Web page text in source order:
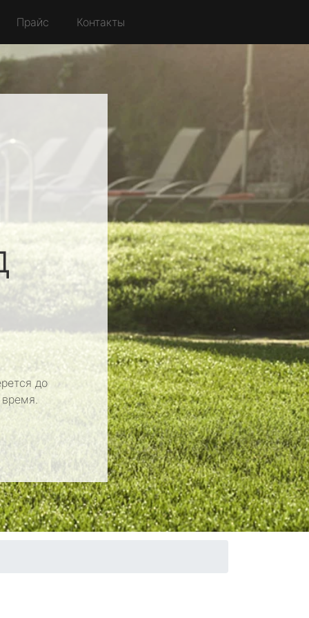
Прайс Контакты
до